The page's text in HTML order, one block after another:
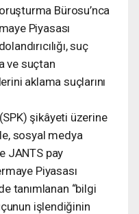
Bürosu’nca
Piyasası
suç
ve suçtan
aklama suçlarını
şikâyeti üzerine
sosyal medya
JANTS pay
Piyasası
tanımlanan “bilgi
işlendiğinin